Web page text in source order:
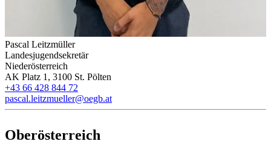
Pascal Leitzmüller
Landesjugendsekretär
Niederösterreich
AK Platz 1, 3100 St. Pölten
+43 66 428 844 72
pascal.leitzmueller@oegb.at
Oberösterreich